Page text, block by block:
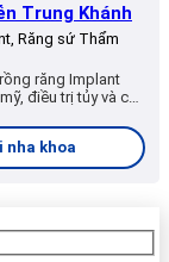
Trung Khánh
Răng sứ Thẩm
răng Implant
điều trị tủy và các
nha khoa